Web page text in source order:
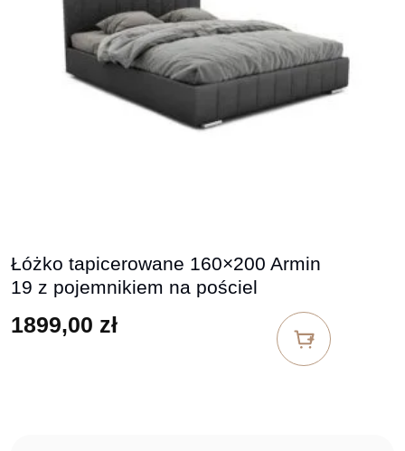
Łóżko tapicerowane 160×200 Armin
19 z pojemnikiem na pościel
1899,00 zł